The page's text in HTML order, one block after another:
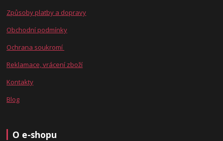
Způsoby platby a dopravy
Obchodní podmínky
Ochrana soukromí
Reklamace, vrácení zboží
Kontakty
Blog
O e-shopu